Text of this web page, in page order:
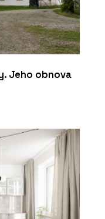
Jeho obnova